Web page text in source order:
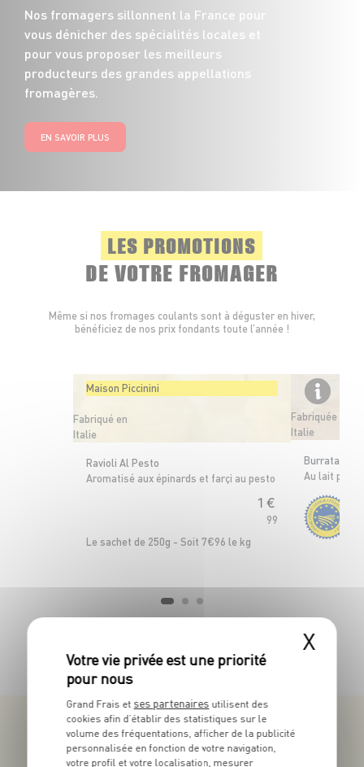
Nos fromagers sillonnent la France pour
vous dénicher des spécialités locales et
pour vous proposer les meilleurs
producteurs des grandes appellations
fromagères.
EN SAVOIR PLUS
LES PROMOTIONS
DE VOTRE FROMAGER
Même si nos fromages coulants sont à déguster en hiver,
bénéficiez de nos prix fondants toute l’année !
Maison Piccinini
Fabriqué en
Italie
Ravioli Al Pesto
Aromatisé aux épinards et farçi au pesto
1 €
99
Le sachet de 250g - Soit 7€96 le kg
Fabriquée en
Italie
Burrata di
Au lait
X
Grand Frais et ses partenaires utilisent des
cookies afin d’établir des statistiques sur le
volume des fréquentations, afficher de la publicité
personnalisée en fonction de votre navigation,
votre profil et votre localisation, mesurer